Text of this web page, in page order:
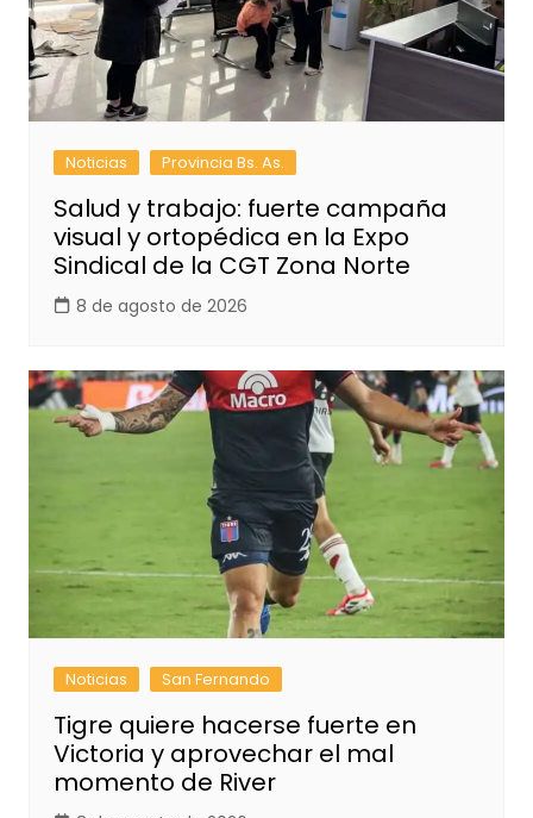
Noticias Provincia Bs. As.
Salud y trabajo: fuerte campaña
visual y ortopédica en la Expo
Sindical de la CGT Zona Norte
8 de agosto de 2026
Noticias San Fernando
Tigre quiere hacerse fuerte en
Victoria y aprovechar el mal
momento de River